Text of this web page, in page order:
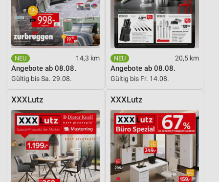
14,3 km
Angebote ab 08.08.
Gültig bis Sa. 29.08.
20,5 km
Angebote ab 08.08.
Gültig bis Fr. 14.08.
XXXLutz XXXLutz